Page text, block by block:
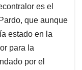
es el
que aunque
estado en la
para la
por el